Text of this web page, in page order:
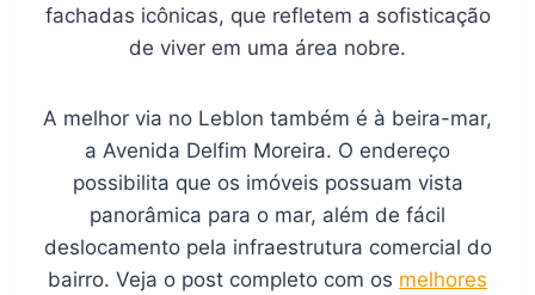
fachadas icônicas, que refletem a sofisticação
de viver em uma área nobre.
A melhor via no Leblon também é à beira-mar,
a Avenida Delfim Moreira. O endereço
possibilita que os imóveis possuam vista
panorâmica para o mar, além de fácil
deslocamento pela infraestrutura comercial do
bairro. Veja o post completo com os melhores